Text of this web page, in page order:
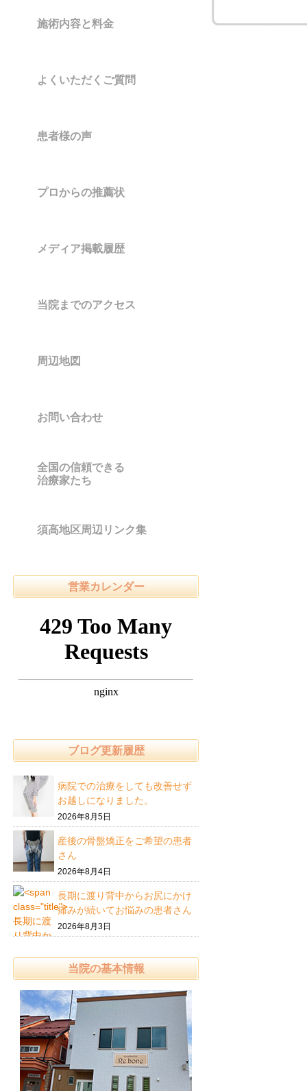
施術内容と料金
よくいただくご質問
患者様の声
プロからの推薦状
メディア掲載履歴
当院までのアクセス
周辺地図
お問い合わせ
全国の信頼できる
治療家たち
須高地区周辺リンク集
営業カレンダー
ブログ更新履歴
病院での治療をしても改善せず
お越しになりました。
2026年8月5日
産後の骨盤矯正をご希望の患者
さん
2026年8月4日
長期に渡り背中からお尻にかけ
痛みが続いてお悩みの患者さん
2026年8月3日
当院の基本情報